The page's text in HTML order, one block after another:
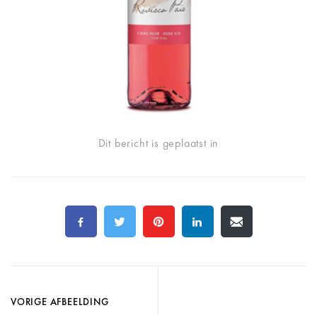
Dit bericht is geplaatst in
VORIGE AFBEELDING